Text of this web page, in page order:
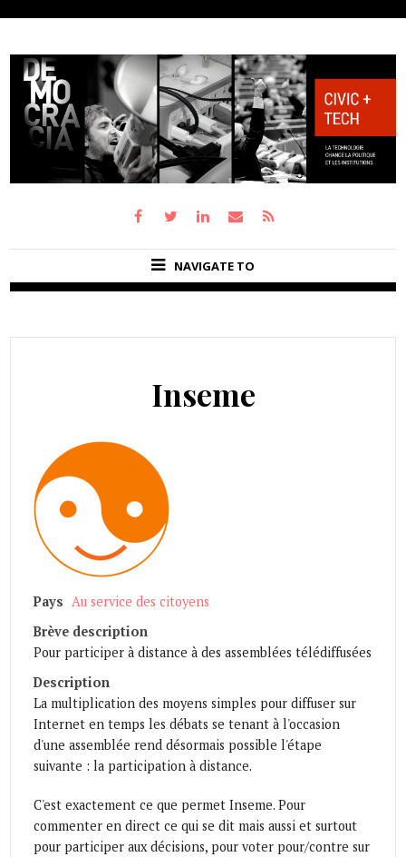
NAVIGATE TO
Inseme
Pays Au service des citoyens
Brève description
Pour participer à distance à des assemblées télédiffusées
Description
La multiplication des moyens simples pour diffuser sur
Internet en temps les débats se tenant à l'occasion
d'une assemblée rend désormais possible l'étape
suivante : la participation à distance.
C'est exactement ce que permet Inseme. Pour
commenter en direct ce qui se dit mais aussi et surtout
pour participer aux décisions, pour voter pour/contre sur